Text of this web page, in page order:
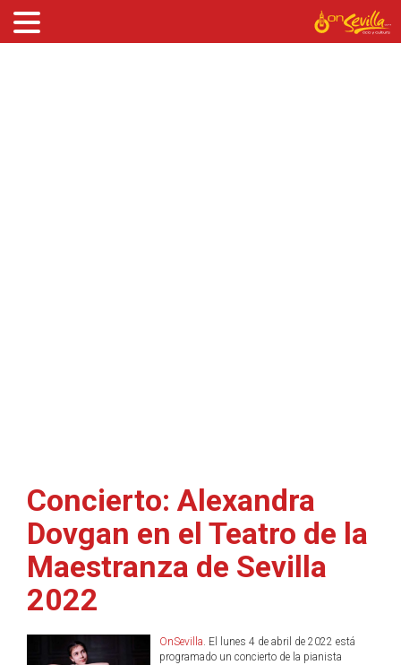
Concierto: Alexandra
Dovgan en el Teatro de la
Maestranza de Sevilla
2022
OnSevilla. El lunes 4 de abril de 2022 está
programado un concierto de la pianista